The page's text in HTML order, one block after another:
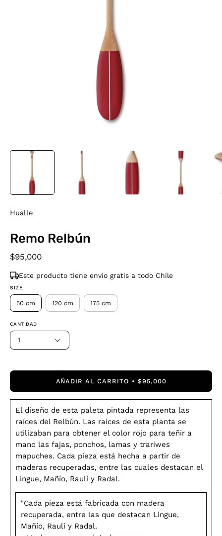
Hualle
Remo Relbún
$95,000
Este producto tiene envío gratis a todo Chile
SIZE
50 cm 120 cm 175 cm
CANTIDAD
1
AÑADIR AL CARRITO $95,000
El diseño de esta paleta pintada representa las
raíces del Relbún. Las raíces de esta planta se
utilizaban para obtener el color rojo para teñir a
mano las fajas, ponchos, lamas y trariwes
mapuches. Cada pieza está hecha a partir de
maderas recuperadas, entre las cuales destacan el
Lingue, Mañío, Raulí y Radal.
"Cada pieza está fabricada con madera
recuperada, entre las que destacan Lingue,
Mañío, Raulí y Radal.